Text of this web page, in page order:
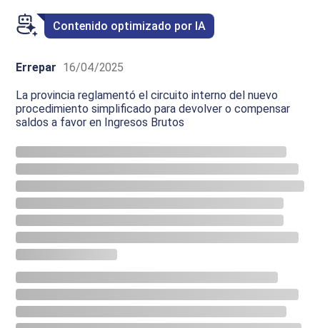
Contenido optimizado por IA
Errepar 16/04/2025
La provincia reglamentó el circuito interno del nuevo
procedimiento simplificado para devolver o compensar
saldos a favor en Ingresos Brutos